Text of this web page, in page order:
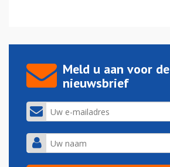
Meld u aan voor de
nieuwsbrief